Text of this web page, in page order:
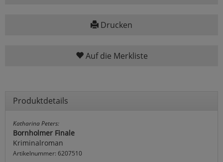
Drucken
Auf die Merkliste
Produktdetails
Katharina Peters:
Bornholmer Finale
Kriminalroman
Artikelnummer: 6207510